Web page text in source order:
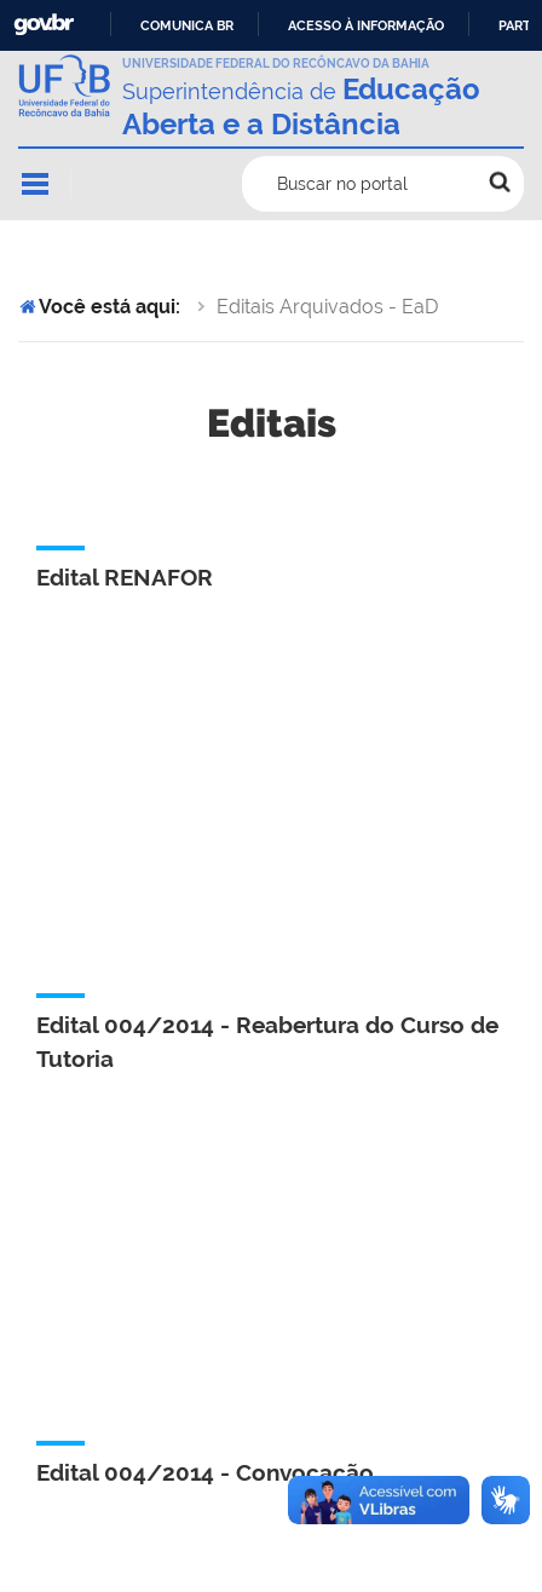
IR
PARA
O
CONTEÚDO
COMUNICA BR ACESSO À INFORMAÇÃO
UNIVERSIDADE FEDERAL DO RECÔNCAVO DA BAHIA
Superintendência de Educação
Aberta e a Distância
Buscar no portal
Você está aqui: Editais Arquivados - EaD
Editais
Edital RENAFOR
Edital 004/2014 - Reabertura do Curso de
Tutoria
Edital 004/2014 - Convocação